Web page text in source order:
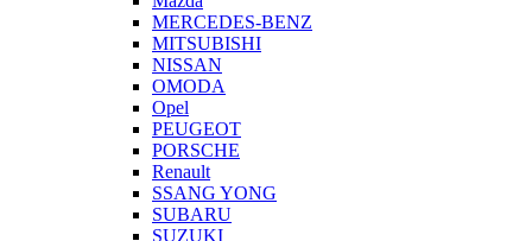
MERCEDES-BENZ
MITSUBISHI
NISSAN
OMODA
Opel
PEUGEOT
PORSCHE
Renault
SSANG YONG
SUBARU
SUZUKI